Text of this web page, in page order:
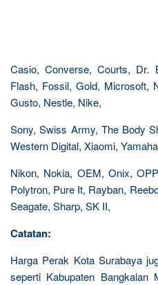
Casio, Converse, Courts, Dr.
Flash, Fossil, Gold, Microsoft,
Gusto, Nestle, Nike,
Sony, Swiss Army, The Body
Western Digital, Xiaomi,
Nikon, Nokia, OEM, Onix,
Polytron, Pure It, Rayban,
Seagate, Sharp, SK II,
Catatan:
Harga Perak Kota Surabaya
seperti Kabupaten Bangkalan